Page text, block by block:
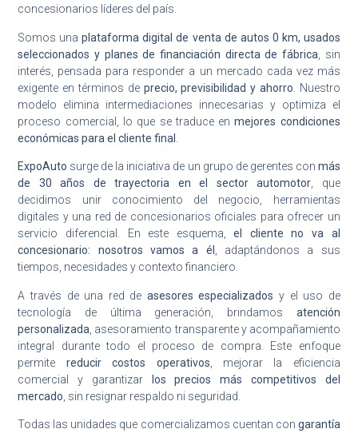
concesionarios líderes del país.
Somos unaplataforma digital de venta de autos 0 km, usados
seleccionados y planes de financiación directa de fábrica , sin
interés, pensada para responder a un mercado cada vez más
exigente en términos de precio, previsibilidad y ahorro . Nuestro
modelo elimina intermediaciones innecesarias y optimiza el
proceso comercial, lo que se traduce enmejores condiciones
económicas para el cliente final
ExpoAuto surge de la iniciativa de un grupo de gerentes con más
de 30 años de trayectoria en el sector automotor , que
decidimos unir conocimiento del negocio, herramientas
digitales y una red de concesionarios oficiales para ofrecer un
servicio diferencial. En este esquema,el cliente no va al
concesionario: nosotros vamos a él
, adaptándonos a sus
tiempos, necesidades y contexto financiero.
A través de una red de asesores especializados y el uso de
tecnología de última generación, brindamos atención
personalizada , asesoramiento transparente y acompañamiento
integral durante todo el proceso de compra. Este enfoque
permite reducir costos operativos , mejorar la eficiencia
comercial y garantizar los precios más competitivos del
mercado , sin resignar respaldo ni seguridad.
Todas las unidades que comercializamos cuentan con garantía